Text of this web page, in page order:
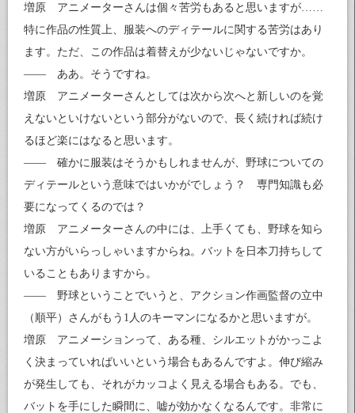
増原 アニメーターさんは個々苦労もあると思いますが……
特に作品の性質上、服装へのディテールに関する苦労はあり
ます。ただ、この作品は着替えが少ないじゃないですか。
—— ああ。そうですね。
増原 アニメーターさんとしては次から次へと新しいのを覚
えないといけないという部分がないので、長く続ければ続け
るほど楽にはなると思います。
—— 確かに服装はそうかもしれませんが、野球についての
ディテールという意味ではいかがでしょう？ 専門知識も必
要になってくるのでは？
増原 アニメーターさんの中には、上手くても、野球を知ら
ない方がいらっしゃいますからね。バットを日本刀持ちして
いることもありますから。
—— 野球ということでいうと、アクション作画監督の立中
（順平）さんがもう1人のキーマンになるかと思いますが。
増原 アニメーションって、ある種、シルエットがかっこよ
く決まっていればいいという場合もあるんですよ。伸び縮み
が発生しても、それがカッコよく見える場合もある。でも、
バットを手にした瞬間に、嘘が効かなくなるんです。非常に